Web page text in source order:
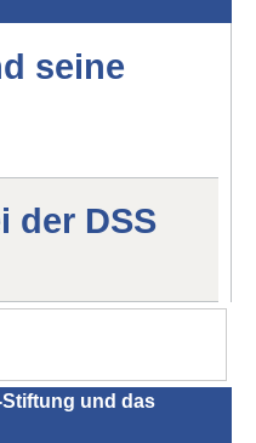
seine
der DSS
und das